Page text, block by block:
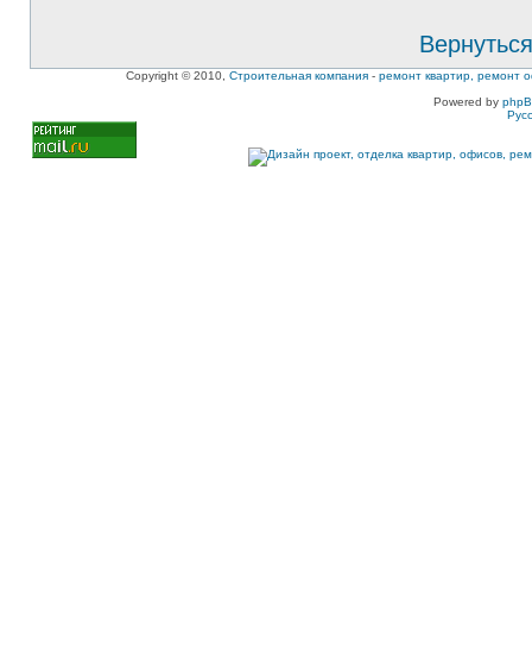
Copyright © 2010, Строительная компания - ремонт квартир, ремонт
Powered by